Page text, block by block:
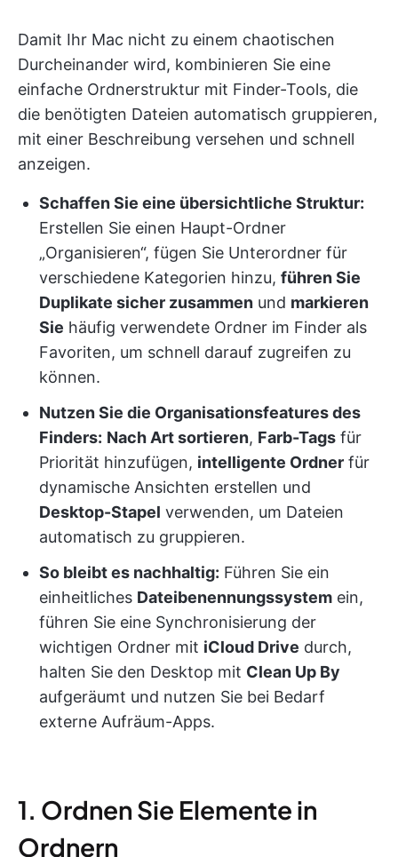
Damit Ihr Mac nicht zu einem chaotischen
Durcheinander wird, kombinieren Sie eine
einfache Ordnerstruktur mit Finder-Tools, die
die benötigten Dateien automatisch gruppieren,
mit einer Beschreibung versehen und schnell
anzeigen.
Schaffen Sie eine übersichtliche Struktur:
Erstellen Sie einen Haupt-Ordner
„Organisieren“, fügen Sie Unterordner für
verschiedene Kategorien hinzu, führen Sie
Duplikate sicher zusammen und markieren
Sie häufig verwendete Ordner im Finder als
Favoriten, um schnell darauf zugreifen zu
können.
Nutzen Sie die Organisationsfeatures des
Finders: Nach Art sortieren, Farb-Tags für
Priorität hinzufügen, intelligente Ordner für
dynamische Ansichten erstellen und
Desktop-Stapel verwenden, um Dateien
automatisch zu gruppieren.
So bleibt es nachhaltig: Führen Sie ein
einheitliches Dateibenennungssystem ein,
führen Sie eine Synchronisierung der
wichtigen Ordner mit iCloud Drive durch,
halten Sie den Desktop mit Clean Up By
aufgeräumt und nutzen Sie bei Bedarf
externe Aufräum-Apps.
1. Ordnen Sie Elemente in
Ordnern